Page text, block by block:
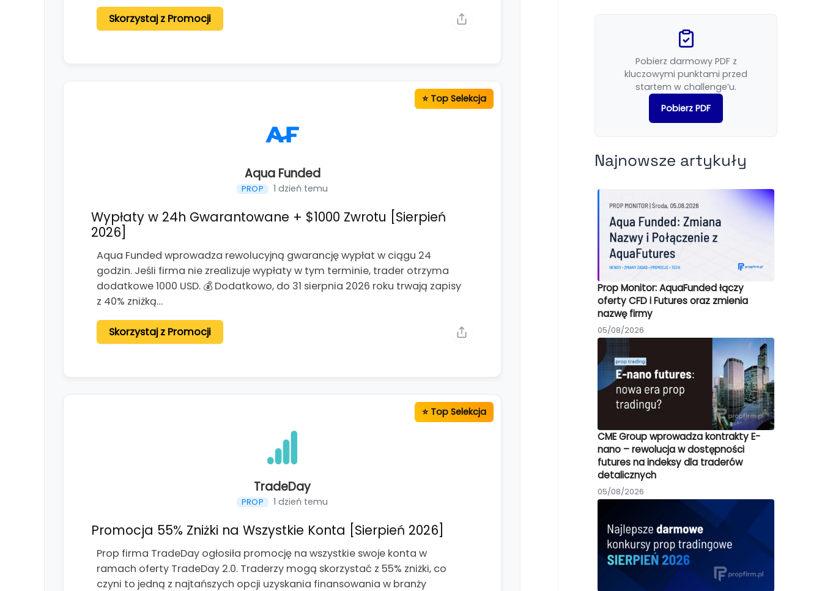
Skorzystaj z Promocji
Aqua Funded
PROP 1 dzień temu
Wypłaty w 24h Gwarantowane + $1000 Zwrotu [Sierpień
2026]
Aqua Funded wprowadza rewolucyjną gwarancję wypłat w ciągu 24
godzin. Jeśli firma nie zrealizuje wypłaty w tym terminie, trader otrzyma
dodatkowe 1000 USD. 💰 Dodatkowo, do 31 sierpnia 2026 roku trwają zapisy
z 40% zniżką…
Skorzystaj z Promocji
TradeDay
PROP 1 dzień temu
Promocja 55% Zniżki na Wszystkie Konta [Sierpień 2026]
Prop firma TradeDay ogłosiła promocję na wszystkie swoje konta w
ramach oferty TradeDay 2.0. Traderzy mogą skorzystać z 55% zniżki, co
czyni to jedną z najtańszych opcji uzyskania finansowania w branży
Pobierz darmowy PDF z
kluczowymi punktami przed
startem w challenge’u.
Pobierz PDF
Najnowsze artykuły
Prop Monitor: AquaFunded łączy
oferty CFD i Futures oraz zmienia
nazwę firmy
05/08/2026
CME Group wprowadza kontrakty E-
nano – rewolucja w dostępności
futures na indeksy dla traderów
detalicznych
05/08/2026